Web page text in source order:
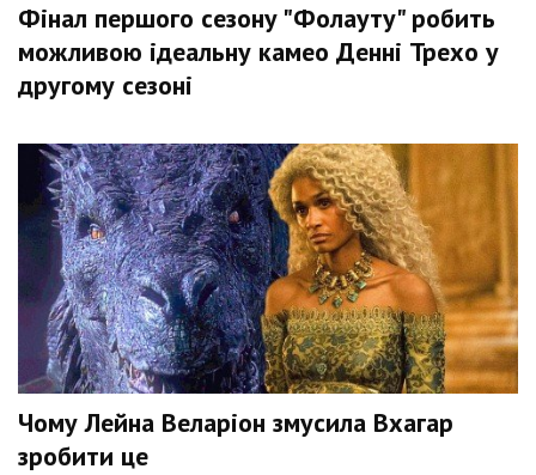
Фінал першого сезону "Фолауту" робить
можливою ідеальну камео Денні Трехо у
другому сезоні
Чому Лейна Веларіон змусила Вхагар
зробити це